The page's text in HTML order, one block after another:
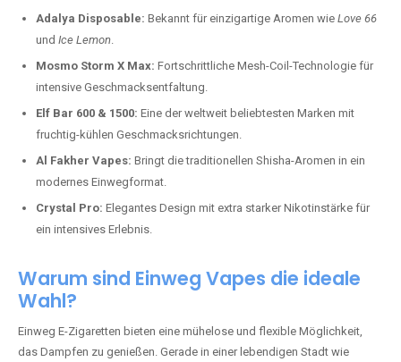
Adalya Disposable: Bekannt für einzigartige Aromen wie Love 66
und Ice Lemon.
Mosmo Storm X Max: Fortschrittliche Mesh-Coil-Technologie für
intensive Geschmacksentfaltung.
Elf Bar 600 & 1500: Eine der weltweit beliebtesten Marken mit
fruchtig-kühlen Geschmacksrichtungen.
Al Fakher Vapes: Bringt die traditionellen Shisha-Aromen in ein
modernes Einwegformat.
Crystal Pro: Elegantes Design mit extra starker Nikotinstärke für
ein intensives Erlebnis.
Warum sind Einweg Vapes die ideale
Wahl?
Einweg E-Zigaretten bieten eine mühelose und flexible Möglichkeit,
das Dampfen zu genießen. Gerade in einer lebendigen Stadt wie